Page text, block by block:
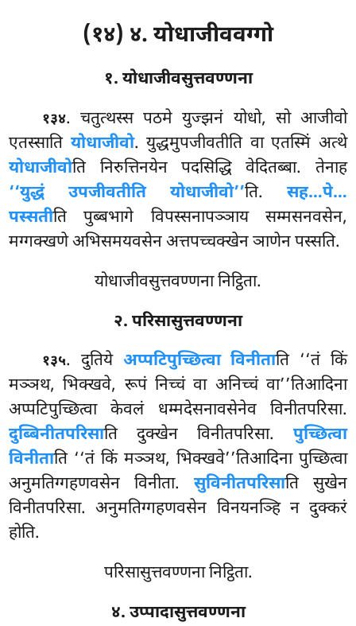
(१४) ४. योधाजीववग्गो
१. योधाजीवसुत्तवण्णना
१३४. चतुत्थस्स पठमे युज्झनं योधो, सो आजीवो
एतस्साति योधाजीवो. युद्धमुपजीवतीति वा एतस्मिं अत्थे
योधाजीवोति निरुत्तिनयेन पदसिद्धि वेदितब्बा. तेनाह
‘‘युद्धं उपजीवतीति योधाजीवो’’ति. सह…पे…
पस्सतीति पुब्बभागे विपस्सनापञ्ञाय सम्मसनवसेन,
मग्गक्खणे अभिसमयवसेन अत्तपच्चक्खेन ञाणेन पस्सति.
योधाजीवसुत्तवण्णना निट्ठिता.
२. परिसासुत्तवण्णना
१३५. दुतिये अप्पटिपुच्छित्वा विनीताति ‘‘तं किं
मञ्ञथ, भिक्खवे, रूपं निच्चं वा अनिच्चं वा’’तिआदिना
अप्पटिपुच्छित्वा केवलं धम्मदेसनावसेनेव विनीतपरिसा.
दुब्बिनीतपरिसाति दुक्खेन विनीतपरिसा. पुच्छित्वा
विनीताति ‘‘तं किं मञ्ञथ, भिक्खवे’’तिआदिना पुच्छित्वा
अनुमतिग्गहणवसेन विनीता. सुविनीतपरिसाति सुखेन
विनीतपरिसा. अनुमतिग्गहणवसेन विनयनञ्हि न दुक्करं
होति.
परिसासुत्तवण्णना निट्ठिता.
४. उप्पादासुत्तवण्णना